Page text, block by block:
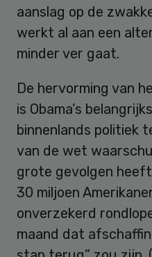
aanslag op de
werkt al aan een
minder ver gaat.
De hervorming van
is Obama’s
binnenlands politiek
van de wet
grote gevolgen
30 miljoen
onverzekerd
maand dat